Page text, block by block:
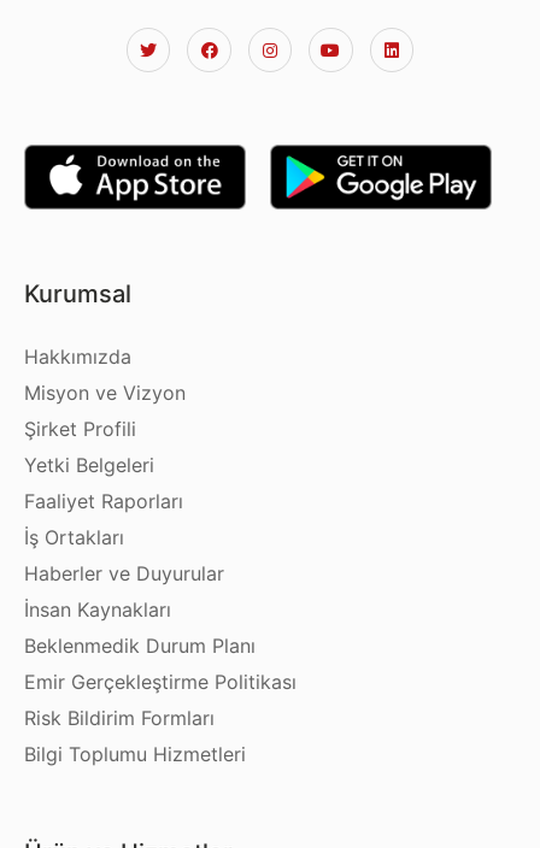
Kurumsal
Hakkımızda
Misyon ve Vizyon
Şirket Profili
Yetki Belgeleri
Faaliyet Raporları
İş Ortakları
Haberler ve Duyurular
İnsan Kaynakları
Beklenmedik Durum Planı
Emir Gerçekleştirme Politikası
Risk Bildirim Formları
Bilgi Toplumu Hizmetleri